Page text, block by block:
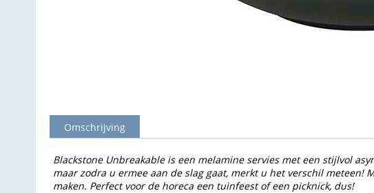
Omschrijving
Blackstone Unbreakable is een melamine servies met een stijlvol
maar zodra u ermee aan de slag gaat, merkt u het verschil
maken. Perfect voor de horeca een tuinfeest of een picknick, dus!